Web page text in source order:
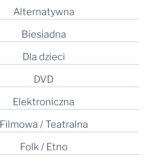
Alternatywna
Biesiadna
Dla dzieci
DVD
Elektroniczna
Filmowa / Teatralna
Folk / Etno